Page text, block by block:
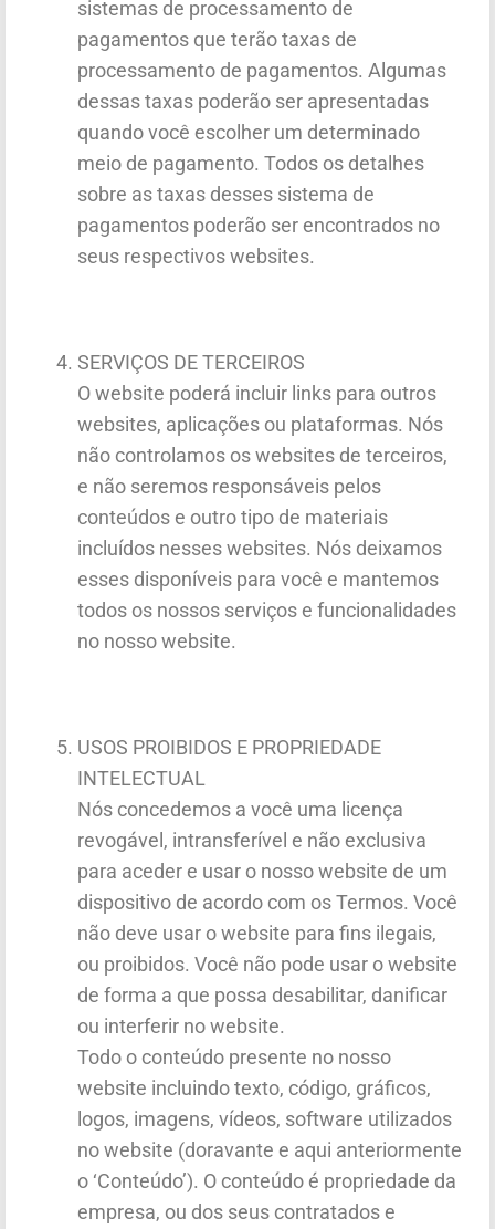
sistemas de processamento de
pagamentos que terão taxas de
processamento de pagamentos. Algumas
dessas taxas poderão ser apresentadas
quando você escolher um determinado
meio de pagamento. Todos os detalhes
sobre as taxas desses sistema de
pagamentos poderão ser encontrados no
seus respectivos websites.
SERVIÇOS DE TERCEIROS
O website poderá incluir links para outros
websites, aplicações ou plataformas. Nós
não controlamos os websites de terceiros,
e não seremos responsáveis pelos
conteúdos e outro tipo de materiais
incluídos nesses websites. Nós deixamos
esses disponíveis para você e mantemos
todos os nossos serviços e funcionalidades
no nosso website.
USOS PROIBIDOS E PROPRIEDADE
INTELECTUAL
Nós concedemos a você uma licença
revogável, intransferível e não exclusiva
para aceder e usar o nosso website de um
dispositivo de acordo com os Termos. Você
não deve usar o website para fins ilegais,
ou proibidos. Você não pode usar o website
de forma a que possa desabilitar, danificar
ou interferir no website.
Todo o conteúdo presente no nosso
website incluindo texto, código, gráficos,
logos, imagens, vídeos, software utilizados
no website (doravante e aqui anteriormente
o ‘Conteúdo’). O conteúdo é propriedade da
empresa, ou dos seus contratados e